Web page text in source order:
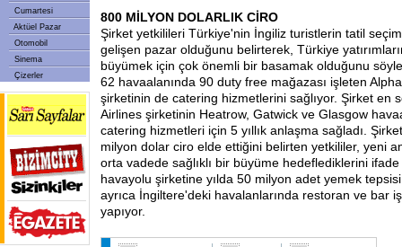
Cumartesi
Aktüel Pazar
Otomobil
Sinema
Çizerler
800 MİLYON DOLARLIK CİRO
Şirket yetkilileri Türkiye'nin İngiliz turistlerin tatil
gelişen pazar olduğunu belirterek, Türkiye
büyümek için çok önemli bir basamak olduğunu
62 havaalanında 90 duty free mağazası işleten
şirketinin de catering hizmetlerini sağlıyor. Şirket en
Airlines şirketinin Heatrow, Gatwick ve Glasgow
catering hizmetleri için 5 yıllık anlaşma sağladı.
milyon dolar ciro elde ettiğini belirten yetkililer, yeni
orta vadede sağlıklı bir büyüme hedeflediklerini
havayolu şirketine yılda 50 milyon adet yemek
ayrıca İngiltere'deki havalanlarında restoran ve bar
yapıyor.